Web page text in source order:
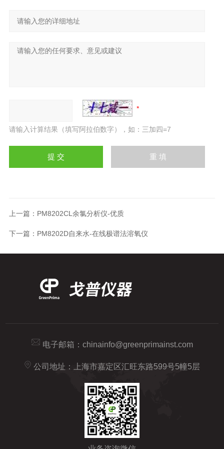
请输入计算结果（填写阿拉伯数字），如：三加四=7
上一篇： PM8202CL余氯分析仪-优质
下一篇： PM8202D自来水-在线极谱法溶氧仪
电子邮箱： chinainfo@greenprimainst.com
公司地址：上海市嘉定区汇旺东路599号5幢5层